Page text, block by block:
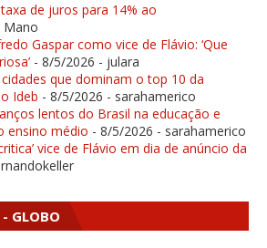
de juros para 14% ao
Mano
Gaspar como vice de Flávio: ‘Que
- 8/5/2026 - julara
que dominam o top 10 da
Ideb - 8/5/2026 - sarahamerico
lentos do Brasil na educação e
ensino médio - 8/5/2026 - sarahamerico
vice de Flávio em dia de anúncio da
GLOBO